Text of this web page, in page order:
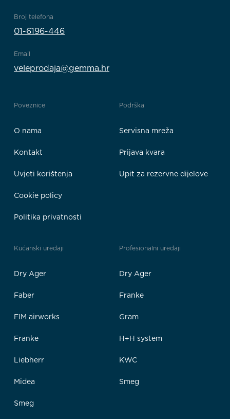
Broj telefona
01-6196-446
Email
veleprodaja@gemma.hr
Poveznice
O nama
Kontakt
Uvjeti korištenja
Cookie policy
Politika privatnosti
Podrška
Servisna mreža
Prijava kvara
Upit za rezervne dijelove
Kućanski uređaji
Dry Ager
Faber
FIM airworks
Franke
Liebherr
Midea
Smeg
Profesionalni uređaji
Dry Ager
Franke
Gram
H+H system
KWC
Smeg